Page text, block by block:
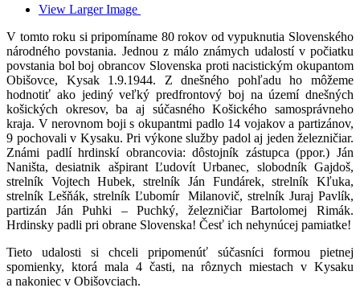
View Larger Image
V tomto roku si pripomíname 80 rokov od vypuknutia Slovenského
národného povstania. Jednou z málo známych udalostí v počiatku
povstania bol boj obrancov Slovenska proti nacistickým okupantom
Obišovce, Kysak 1.9.1944. Z dnešného pohľadu ho môžeme
hodnotiť ako jediný veľký predfrontový boj na území dnešných
košických okresov, ba aj súčasného Košického samosprávneho
kraja. V nerovnom boji s okupantmi padlo 14 vojakov a partizánov,
9 pochovali v Kysaku. Pri výkone služby padol aj jeden železničiar.
Známi padlí hrdinskí obrancovia: dôstojník zástupca (ppor.) Ján
Naništa, desiatnik ašpirant Ľudovít Urbanec, slobodník Gajdoš,
strelník Vojtech Hubek, strelník Ján Fundárek, strelník Kľuka,
strelník Lešňák, strelník Ľubomír Milanovič, strelník Juraj Pavlík,
partizán Ján Puhki – Puchký, železničiar Bartolomej Rimák.
Hrdinsky padli pri obrane Slovenska! Česť ich nehynúcej pamiatke!
Tieto udalosti si chceli pripomenúť súčasníci formou pietnej
spomienky, ktorá mala 4 časti, na rôznych miestach v Kysaku
a nakoniec v Obišovciach.